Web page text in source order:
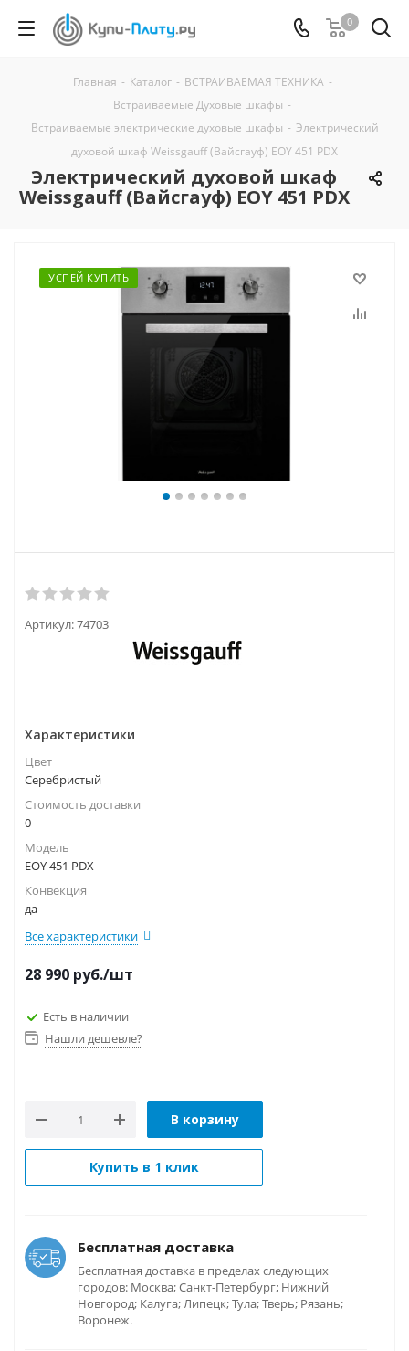
0
Главная - Каталог - ВСТРАИВАЕМАЯ ТЕХНИКА -
Встраиваемые Духовые шкафы -
Встраиваемые электрические духовые шкафы - Электрический
духовой шкаф Weissgauff (Вайсгауф) EOY 451 PDX
Электрический духовой шкаф
Weissgauff (Вайсгауф) EOY 451 PDX
УСПЕЙ КУПИТЬ
Артикул:74703
Характеристики
Цвет
Серебристый
Стоимость доставки
0
Модель
EOY 451 PDX
Конвекция
да
Все характеристики
28 990 руб./шт
Есть в наличии
Нашли дешевле?
В корзину
Купить в 1 клик
Бесплатная доставка
Бесплатная доставка в пределах следующих
городов: Москва; Санкт-Петербург; Нижний
Новгород; Калуга; Липецк; Тула; Тверь; Рязань;
Воронеж.